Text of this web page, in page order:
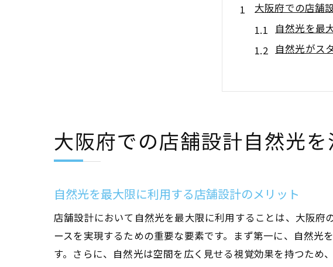
大阪府での店舗
自然光を最
自然光がス
大阪府の気
リラックス
効率的な光
地域文化を取り
大阪府の伝
地域の特性
文化的要素
地域文化が
大阪府での店舗設計自然光
自然光を最大限に利用する店舗設計のメリット
店舗設計において自然光を最大限に利用することは、大阪
ースを実現するための重要な要素です。まず第一に、自然光
す。さらに、自然光は空間を広く見せる視覚効果を持つた